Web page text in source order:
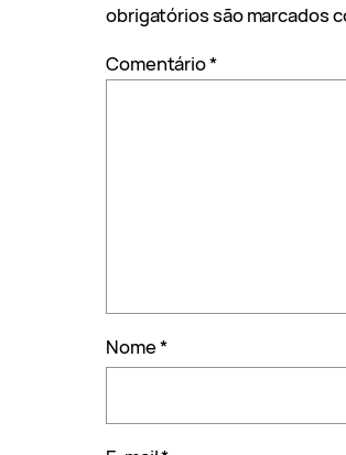
obrigatórios são marcados
Comentário*
Nome*